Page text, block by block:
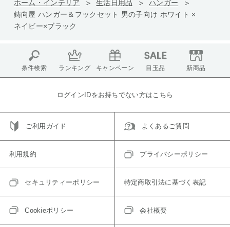
ホーム・インテリア
生活日用品
ハンガー
鋳向屋 ハンガー＆フックセット 男の子向け ホワイト ×
ネイビー×ブラック
条件検索 ランキング キャンペーン 目玉品 新商品
ログインIDをお持ちでない方はこちら
ご利用ガイド よくあるご質問
利用規約 プライバシーポリシー
セキュリティーポリシー 特定商取引法に基づく表記
Cookieポリシー 会社概要